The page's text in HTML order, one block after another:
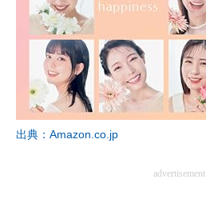
出典：Amazon.co.jp
advertisement